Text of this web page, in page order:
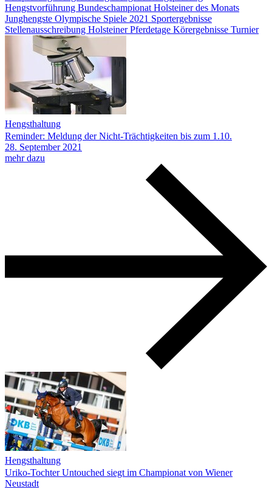
Hengstvorführung Bundeschampionat Holsteiner des Monats
Junghengste Olympische Spiele 2021 Sportergebnisse
Stellenausschreibung Holsteiner Pferdetage Körergebnisse Turnier
Hengsthaltung
Reminder: Meldung der Nicht-Trächtigkeiten bis zum 1.10.
28. September 2021
mehr dazu
Hengsthaltung
Uriko-Tochter Untouched siegt im Championat von Wiener
Neustadt